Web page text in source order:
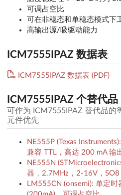
可调占空比
可在非稳态和单稳态模式下
高输出源/吸驱动能力
ICM7555IPAZ 数据表
ICM7555IPAZ 数据表 (PDF)
ICM7555IPAZ 个替代品
可作为 ICM7555IPAZ 替代品的
元件优先
NE555P (Texas
兼容 TTL，高达 200 mA 输
NE555N
器，2.7MHz，2-16V，SO8
LM555CN (onsemi): 单定时